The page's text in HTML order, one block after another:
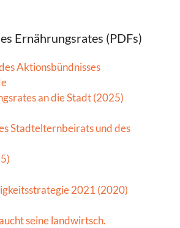
Ernährungsrates (PDFs)
Aktionsbündnisses
an die Stadt (2025)
Stadtelternbeirats und des
2021 (2020)
seine landwirtsch.